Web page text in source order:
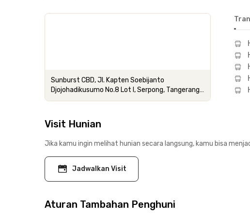
Sunburst CBD, Jl. Kapten Soebijanto
Djojohadikusumo No.8 Lot I, Serpong, Tangerang
Selatan, Banten
Visit Hunian
Jika kamu ingin melihat hunian secara langsung, kamu bisa
Jadwalkan Visit
Aturan Tambahan Penghuni